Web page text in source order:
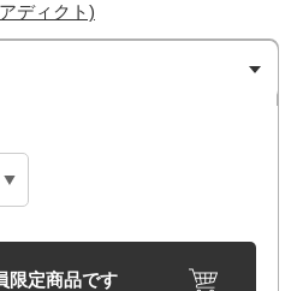
ディクト)
限定商品です